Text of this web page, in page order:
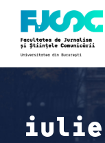
iulie